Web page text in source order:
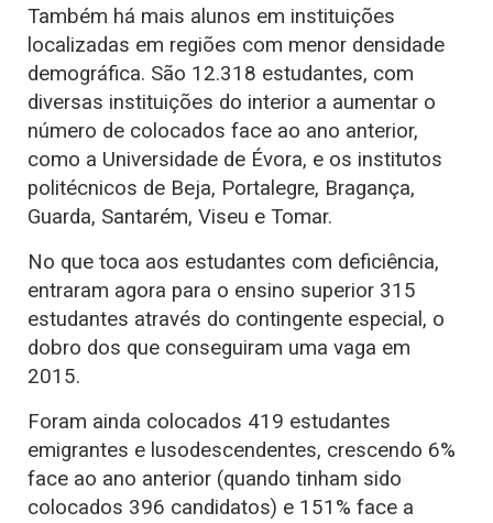
Também há mais alunos em instituições
localizadas em regiões com menor densidade
demográfica. São 12.318 estudantes, com
diversas instituições do interior a aumentar o
número de colocados face ao ano anterior,
como a Universidade de Évora, e os institutos
politécnicos de Beja, Portalegre, Bragança,
Guarda, Santarém, Viseu e Tomar.
No que toca aos estudantes com deficiência,
entraram agora para o ensino superior 315
estudantes através do contingente especial, o
dobro dos que conseguiram uma vaga em
2015.
Foram ainda colocados 419 estudantes
emigrantes e lusodescendentes, crescendo 6%
face ao ano anterior (quando tinham sido
colocados 396 candidatos) e 151% face a